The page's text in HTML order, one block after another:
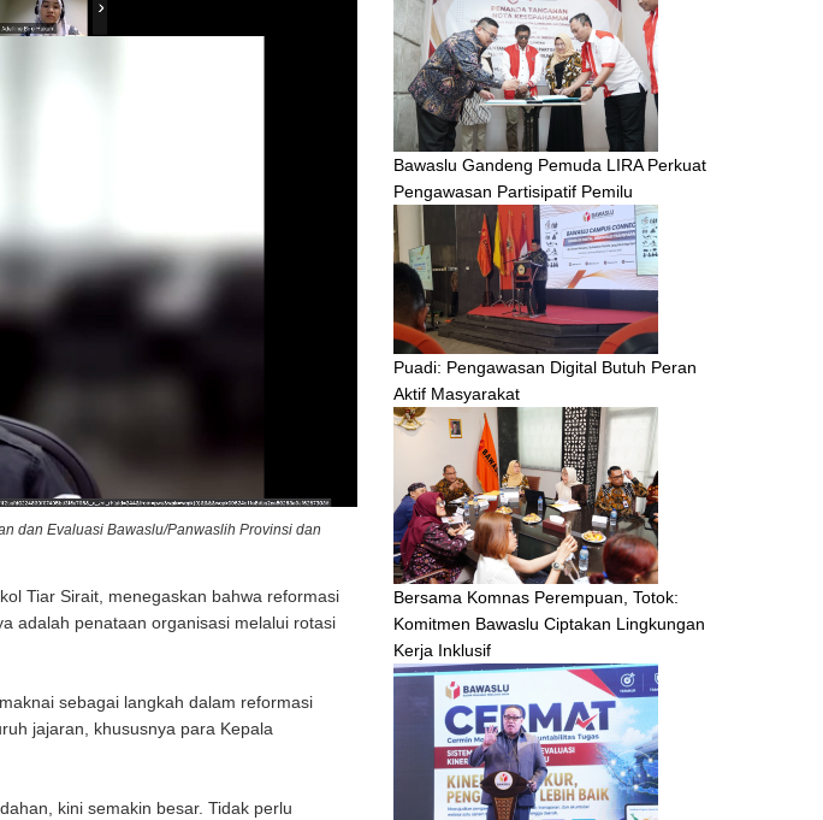
dan Evaluasi Bawaslu/Panwaslih Provinsi dan
Tiar Sirait, menegaskan bahwa reformasi
adalah penataan organisasi melalui rotasi
sebagai langkah dalam reformasi
jajaran, khususnya para Kepala
kini semakin besar. Tidak perlu
Bawaslu Gandeng Pemuda LIRA Perkuat
Pengawasan Partisipatif Pemilu
Puadi: Pengawasan Digital Butuh Peran
Aktif Masyarakat
Bersama Komnas Perempuan, Totok:
Komitmen Bawaslu Ciptakan Lingkungan
Kerja Inklusif